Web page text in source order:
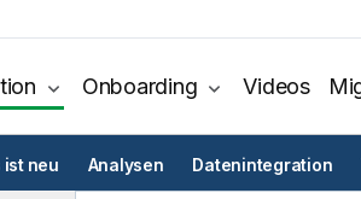
Onboarding Videos
ist neu Analysen Datenintegration